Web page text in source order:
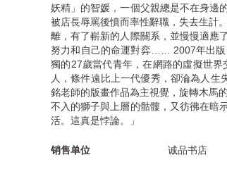
妖精」的智媛，一個父親總是不在身邊
被店長辱罵後憤而率性辭職，失去生計
離，有了嶄新的人際關系，並慢慢適應
努力和自己的命運對弈…… 2007年出版
獨的27歲當代青年，在網路的虛擬世
人，條件遠比上一代優秀，卻淪為人
銘老師的版畫作品為主視覺，旋轉木馬
不入的獅子與上層的骷髏，又彷彿在暗
活。這真是悖論。」
销售单位 诚品书店